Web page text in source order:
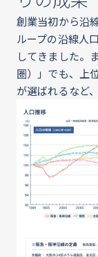
創業当初から沿
ループの沿線人
してきました。
圏）」でも、上
が選ばれるなど